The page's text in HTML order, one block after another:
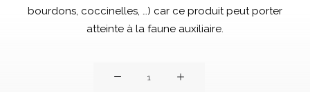
bourdons, coccinelles, …) car ce produit peut porter
atteinte à la faune auxiliaire.
quantité